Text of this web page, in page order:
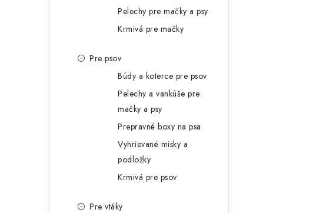
Pelechy pre mačky a psy
Krmivá pre mačky
Pre psov
Búdy a koterce pre psov
Pelechy a vankúše pre
mačky a psy
Prepravné boxy na psa
Vyhrievané misky a
podložky
Krmivá pre psov
Pre vtáky